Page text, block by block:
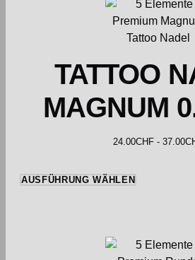
TATTOO
MAGNUM
24.00CHF - 37.00
AUSFÜHRUNG WÄHLEN